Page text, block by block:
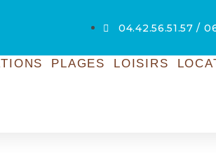
04.42.56.51.57 /
PLAGES LOISIRS